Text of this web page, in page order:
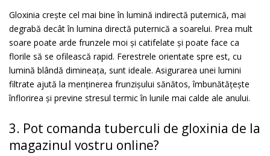
Gloxinia crește cel mai bine în lumină indirectă puternică, mai
degrabă decât în lumina directă puternică a soarelui. Prea mult
soare poate arde frunzele moi și catifelate și poate face ca
florile să se ofilească rapid. Ferestrele orientate spre est, cu
lumină blândă dimineața, sunt ideale. Asigurarea unei lumini
filtrate ajută la menținerea frunzișului sănătos, îmbunătățește
înflorirea și previne stresul termic în lunile mai calde ale anului.
3. Pot comanda tuberculi de gloxinia de la
magazinul vostru online?